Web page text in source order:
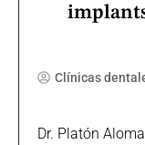
Clínicas
Dr. Platón